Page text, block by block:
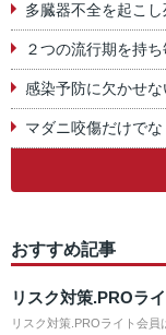
多臓器不全を起こ
２つの流行期を持
感染予防に欠かせ
マダニ咬傷だけで
おすすめ記事
リスク対策.PROラ
リスク対策.PROライト会